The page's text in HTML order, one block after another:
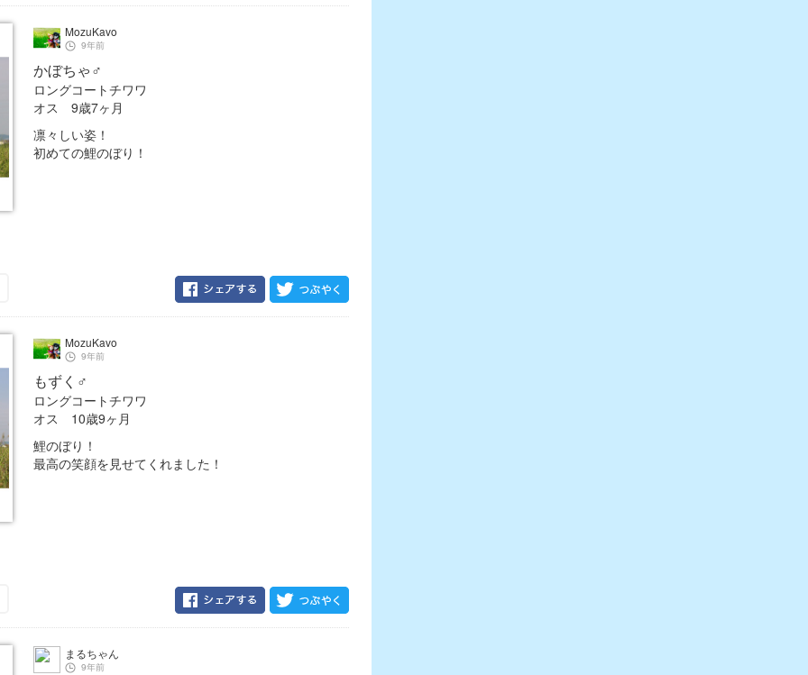
MozuKavo
9年前
かぼちゃ♂
ロングコートチワワ
オス 9歳7ヶ月
凛々しい姿！
初めての鯉のぼり！
MozuKavo
9年前
もずく♂
ロングコートチワワ
オス 10歳9ヶ月
鯉のぼり！
最高の笑顔を見せてくれました！
まるちゃん
9年前